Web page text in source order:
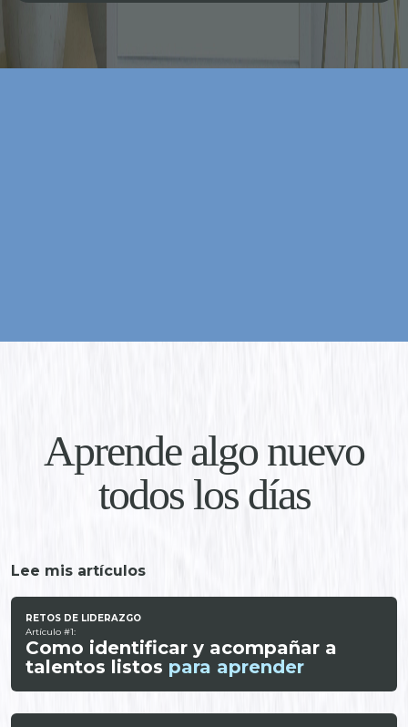
Aprende algo nuevo
todos los días
Lee mis artículos
RETOS DE LIDERAZGO
Artículo #1:
Como identificar y acompañar a
talentos listos para aprender